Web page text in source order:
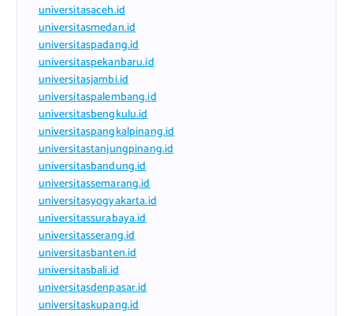
universitasaceh.id
universitasmedan.id
universitaspadang.id
universitaspekanbaru.id
universitasjambi.id
universitaspalembang.id
universitasbengkulu.id
universitaspangkalpinang.id
universitastanjungpinang.id
universitasbandung.id
universitassemarang.id
universitasyogyakarta.id
universitassurabaya.id
universitasserang.id
universitasbanten.id
universitasbali.id
universitasdenpasar.id
universitaskupang.id